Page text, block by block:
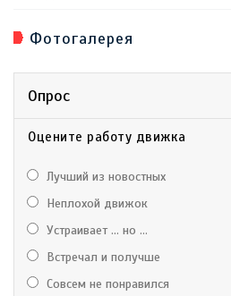
Фотогалерея
Опрос
Оцените работу движка
Лучший из новостных
Неплохой движок
Устраивает ... но ...
Встречал и получше
Совсем не понравился